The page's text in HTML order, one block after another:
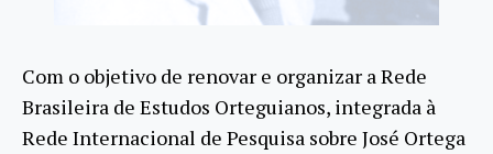
Com o objetivo de renovar e organizar a Rede
Brasileira de Estudos Orteguianos, integrada à
Rede Internacional de Pesquisa sobre José Ortega